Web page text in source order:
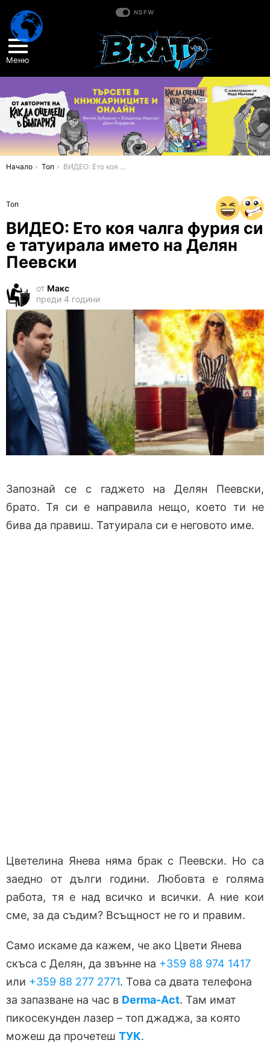
NSFW
Меню
You are here:
Начало Топ ВИДЕО: Ето коя чалга фурия си е татуирала името на Делян Пеевски
Топ
ВИДЕО: Ето коя чалга фурия си
е татуирала името на Делян
Пеевски
от Макс
преди 4 години
Запознай се с гаджето на Делян Пеевски,
брато. Тя си е направила нещо, което ти не
бива да правиш. Татуирала си е неговото име.
Цветелина Янева няма брак с Пеевски. Но са
заедно от дълги години. Любовта е голяма
работа, тя е над всичко и всички. А ние кои
сме, за да съдим? Всъщност не го и правим.
Само искаме да кажем, че ако Цвети Янева
скъса с Делян, да звънне на +359 88 974 1417
или +359 88 277 2771. Това са двата телефона
за запазване на час в Derma-Act. Там имат
пикосекунден лазер – топ джаджа, за която
можеш да прочетеш ТУК.